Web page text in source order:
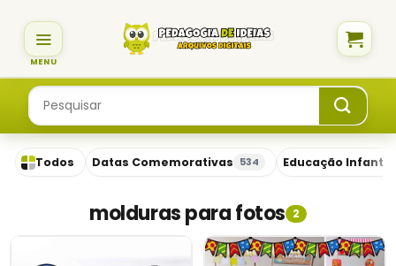
content
Pesquisar
por:
Todos Datas Comemorativas 534 Educação Infantil
molduras para fotos 2